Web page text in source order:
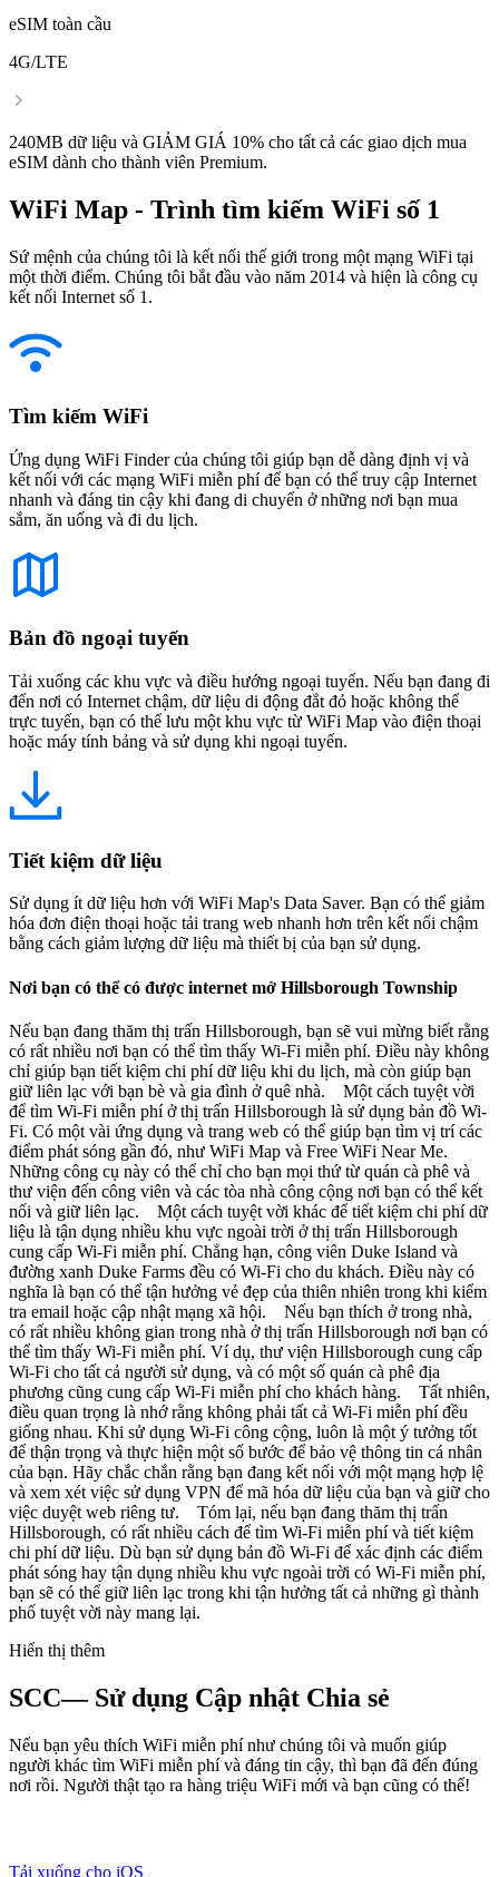
eSIM toàn cầu
4G/LTE
240MB dữ liệu và GIẢM GIÁ 10% cho tất cả các giao dịch mua
eSIM dành cho thành viên Premium.
WiFi Map - Trình tìm kiếm WiFi số 1
Sứ mệnh của chúng tôi là kết nối thế giới trong một mạng WiFi tại
một thời điểm. Chúng tôi bắt đầu vào năm 2014 và hiện là công cụ
kết nối Internet số 1.
Tìm kiếm WiFi
Ứng dụng WiFi Finder của chúng tôi giúp bạn dễ dàng định vị và
kết nối với các mạng WiFi miễn phí để bạn có thể truy cập Internet
nhanh và đáng tin cậy khi đang di chuyển ở những nơi bạn mua
sắm, ăn uống và đi du lịch.
Bản đồ ngoại tuyến
Tải xuống các khu vực và điều hướng ngoại tuyến. Nếu bạn đang đi
đến nơi có Internet chậm, dữ liệu di động đắt đỏ hoặc không thể
trực tuyến, bạn có thể lưu một khu vực từ WiFi Map vào điện thoại
hoặc máy tính bảng và sử dụng khi ngoại tuyến.
Tiết kiệm dữ liệu
Sử dụng ít dữ liệu hơn với WiFi Map's Data Saver. Bạn có thể giảm
hóa đơn điện thoại hoặc tải trang web nhanh hơn trên kết nối chậm
bằng cách giảm lượng dữ liệu mà thiết bị của bạn sử dụng.
Nơi bạn có thể có được internet mở Hillsborough Township
Nếu bạn đang thăm thị trấn Hillsborough, bạn sẽ vui mừng biết rằng
có rất nhiều nơi bạn có thể tìm thấy Wi-Fi miễn phí. Điều này không
chỉ giúp bạn tiết kiệm chi phí dữ liệu khi du lịch, mà còn giúp bạn
giữ liên lạc với bạn bè và gia đình ở quê nhà. Một cách tuyệt vời
để tìm Wi-Fi miễn phí ở thị trấn Hillsborough là sử dụng bản đồ Wi-
Fi. Có một vài ứng dụng và trang web có thể giúp bạn tìm vị trí các
điểm phát sóng gần đó, như WiFi Map và Free WiFi Near Me.
Những công cụ này có thể chỉ cho bạn mọi thứ từ quán cà phê và
thư viện đến công viên và các tòa nhà công cộng nơi bạn có thể kết
nối và giữ liên lạc. Một cách tuyệt vời khác để tiết kiệm chi phí dữ
liệu là tận dụng nhiều khu vực ngoài trời ở thị trấn Hillsborough
cung cấp Wi-Fi miễn phí. Chẳng hạn, công viên Duke Island và
đường xanh Duke Farms đều có Wi-Fi cho du khách. Điều này có
nghĩa là bạn có thể tận hưởng vẻ đẹp của thiên nhiên trong khi kiểm
tra email hoặc cập nhật mạng xã hội. Nếu bạn thích ở trong nhà,
có rất nhiều không gian trong nhà ở thị trấn Hillsborough nơi bạn có
thể tìm thấy Wi-Fi miễn phí. Ví dụ, thư viện Hillsborough cung cấp
Wi-Fi cho tất cả người sử dụng, và có một số quán cà phê địa
phương cũng cung cấp Wi-Fi miễn phí cho khách hàng. Tất nhiên,
điều quan trọng là nhớ rằng không phải tất cả Wi-Fi miễn phí đều
giống nhau. Khi sử dụng Wi-Fi công cộng, luôn là một ý tưởng tốt
để thận trọng và thực hiện một số bước để bảo vệ thông tin cá nhân
của bạn. Hãy chắc chắn rằng bạn đang kết nối với một mạng hợp lệ
và xem xét việc sử dụng VPN để mã hóa dữ liệu của bạn và giữ cho
việc duyệt web riêng tư. Tóm lại, nếu bạn đang thăm thị trấn
Hillsborough, có rất nhiều cách để tìm Wi-Fi miễn phí và tiết kiệm
chi phí dữ liệu. Dù bạn sử dụng bản đồ Wi-Fi để xác định các điểm
phát sóng hay tận dụng nhiều khu vực ngoài trời có Wi-Fi miễn phí,
bạn sẽ có thể giữ liên lạc trong khi tận hưởng tất cả những gì thành
phố tuyệt vời này mang lại.
Hiển thị thêm
SCC— Sử dụng Cập nhật Chia sẻ
Nếu bạn yêu thích WiFi miễn phí như chúng tôi và muốn giúp
người khác tìm WiFi miễn phí và đáng tin cậy, thì bạn đã đến đúng
nơi rồi. Người thật tạo ra hàng triệu WiFi mới và bạn cũng có thể!
Tải xuống cho iOS